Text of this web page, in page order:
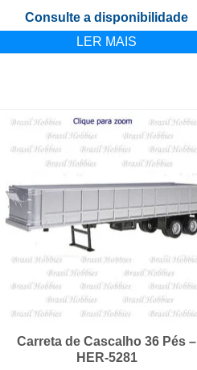
Consulte a disponibilidade
LER MAIS
Carreta de Cascalho 36 Pés –
HER-5281